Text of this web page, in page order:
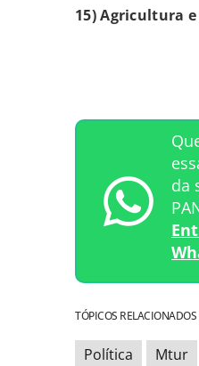
15) Agricultura
da
TÓPICOS RELACIONADOS
Política Mtur